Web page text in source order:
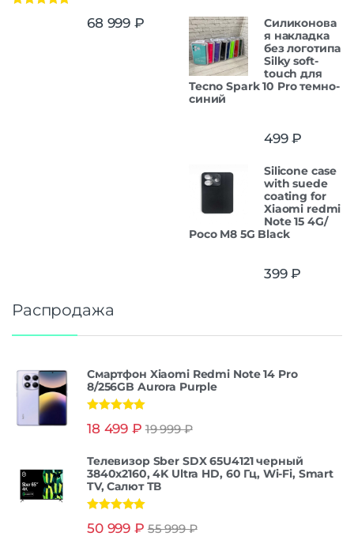
68 999 ₽
Силиконова
я накладка
без логотипа
Silky soft-
touch для
Tecno Spark 10 Pro темно-
синий
499₽
Silicone case
with suede
coating for
Xiaomi redmi
Note 15 4G/
Poco M8 5G Black
399₽
Распродажа
Смартфон Xiaomi Redmi Note 14 Pro
8/256GB Aurora Purple
из 5
18 499 ₽ 19 999₽
Телевизор Sber SDX 65U4121 черный
3840x2160, 4K Ultra HD, 60 Гц, Wi-Fi, Smart
TV, Салют ТВ
из 5
50 999 ₽ 55 999₽